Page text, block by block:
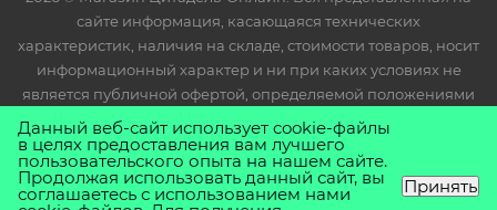
сайте информация, касающаяся технических
характеристик, наличия на складе, стоимости товаров, носит
информационный характер и ни при каких условиях не
является публичной офертой, определяемой положениями
Статьи 437(2) Гражданского кодекса РФ.
Данный веб-сайт использует cookie-файлы
в целях предоставления вам лучшего
пользовательского опыта на нашем сайте.
Продолжая использовать данный сайт, вы
соглашаетесь с использованием нами Принять